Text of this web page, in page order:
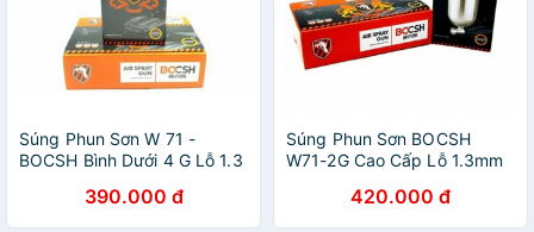
Súng Phun Sơn W 71 -
BOCSH Bình Dưới 4 G Lỗ 1.3
390.000 đ
Súng Phun Sơn BOCSH
W71-2G Cao Cấp Lỗ 1.3mm
420.000 đ